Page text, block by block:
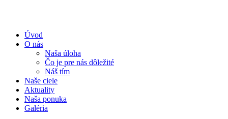
Úvod
O nás
Naša úloha
Čo je pre nás dôležité
Náš tím
Naše ciele
Aktuality
Naša ponuka
Galéria